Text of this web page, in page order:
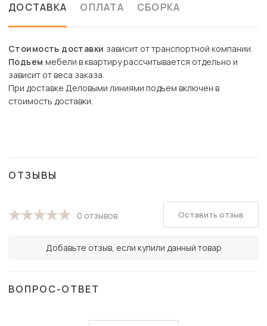
ДОСТАВКА ОПЛАТА СБОРКА
Стоимость доставки зависит от транспортной компании.
Подъем мебели в квартиру рассчитывается отдельно и
зависит от веса заказа.
При доставке Деловыми линиями подъем включен в
стоимость доставки.
ОТЗЫВЫ
0 отзывов
Добавьте отзыв, если купили данный товар
Оставить отзыв
ВОПРОС-ОТВЕТ